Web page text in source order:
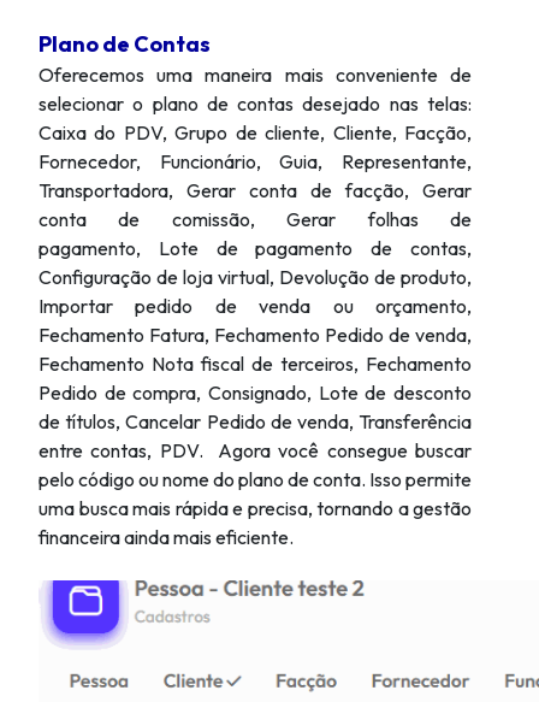
Plano de Contas
Oferecemos uma maneira mais conveniente de
selecionar o plano de contas desejado nas telas:
Caixa do PDV, Grupo de cliente, Cliente, Facção,
Fornecedor, Funcionário, Guia, Representante,
Transportadora, Gerar conta de facção, Gerar
conta de comissão, Gerar folhas de
pagamento, Lote de pagamento de contas,
Configuração de loja virtual, Devolução de produto,
Importar pedido de venda ou orçamento,
Fechamento Fatura, Fechamento Pedido de venda,
Fechamento Nota fiscal de terceiros, Fechamento
Pedido de compra, Consignado, Lote de desconto
de títulos, Cancelar Pedido de venda, Transferência
entre contas, PDV. Agora você consegue buscar
pelo código ou nome do plano de conta. Isso permite
uma busca mais rápida e precisa, tornando a gestão
financeira ainda mais eficiente.